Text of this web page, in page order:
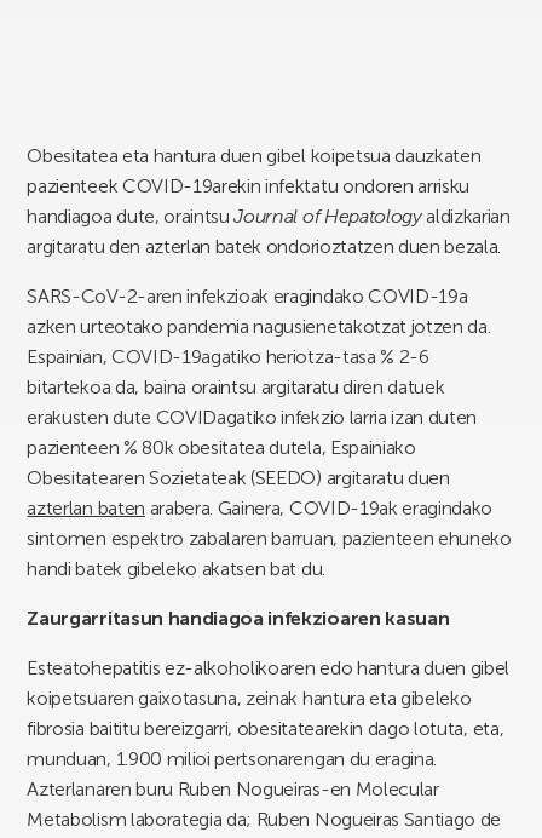
Obesitatea eta hantura duen gibel koipetsua dauzkaten
pazienteek COVID-19arekin infektatu ondoren arrisku
handiagoa dute, oraintsuJournal of Hepatologyaldizkarian
argitaratu den azterlan batek ondorioztatzen duen bezala.
SARS-CoV-2-aren infekzioak eragindako COVID-19a
azken urteotako pandemia nagusienetakotzat jotzen da.
Espainian, COVID-19agatiko heriotza-tasa % 2-6
bitartekoa da, baina oraintsu argitaratu diren datuek
erakusten dute COVIDagatiko infekzio larria izan duten
pazienteen % 80k obesitatea dutela, Espainiako
Obesitatearen Sozietateak (SEEDO) argitaratu duen
azterlan baten arabera. Gainera, COVID-19ak eragindako
sintomen espektro zabalaren barruan, pazienteen ehuneko
handi batek gibeleko akatsen bat du.
Zaurgarritasun handiagoa infekzioaren kasuan
Esteatohepatitis ez-alkoholikoaren edo hantura duen gibel
koipetsuaren gaixotasuna, zeinak hantura eta gibeleko
fibrosia baititu bereizgarri, obesitatearekin dago lotuta, eta,
munduan, 1.900 milioi pertsonarengan du eragina.
Azterlanaren buru Ruben Nogueiras-en Molecular
Metabolism laborategia da; Ruben Nogueiras Santiago de